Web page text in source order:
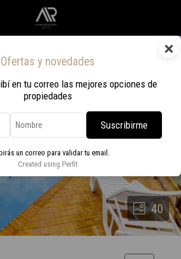
×
Ofertas y novedades
en tu correo las mejores opciones de
propiedades
Suscribirme
un correo para validar tu email.
Created using Perfit
40